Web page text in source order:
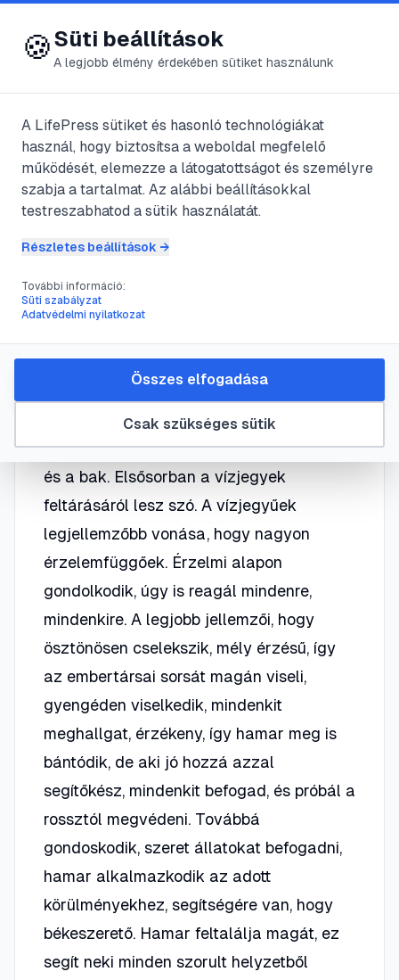
😍 LifePress
@Grethe
2025. augusztus 12. perc olvasás
Víz jegyek
#lakásuk
A víz jegyek: a rák, a skorpió, és a halak.
A levegő jegyek: a mérleg, az ikrek, és a
vízöntő. A tűz jegyek: a kos, az oroszlán,
és a nyilas. A föld jegyek: a szűz, a bika,
és a bak. Elsősorban a vízjegyek
feltárásáról lesz szó. A vízjegyűek
legjellemzőbb vonása, hogy nagyon
érzelemfüggőek. Érzelmi alapon
gondolkodik, úgy is reagál mindenre,
mindenkire. A legjobb jellemzői, hogy
ösztönösen cselekszik, mély érzésű, így
az embertársai sorsát magán viseli,
gyengéden viselkedik, mindenkit
meghallgat, érzékeny, így hamar meg is
bántódik, de aki jó hozzá azzal
segítőkész, mindenkit befogad, és próbál a
rossztól megvédeni. Továbbá
gondoskodik, szeret állatokat befogadni,
hamar alkalmazkodik az adott
körülményekhez, segítségére van, hogy
békeszerető. Hamar feltalálja magát, ez
segít neki minden szorult helyzetből
🍪Süti beállítások
A legjobb élmény érdekében sütiket használunk
A LifePress sütiket és hasonló technológiákat
használ, hogy biztosítsa a weboldal megfelelő
működését, elemezze a látogatottságot és személyre
szabja a tartalmat. Az alábbi beállításokkal
testreszabhatod a sütik használatát.
Részletes beállítások →
További információ:
Süti szabályzat
Adatvédelmi nyilatkozat
Csak szükséges sütik
Összes elfogadása